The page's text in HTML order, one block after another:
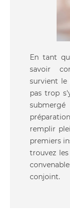
En tant
savoir
survient le
pas trop
remplir
premiers
trouvez
conjoint.